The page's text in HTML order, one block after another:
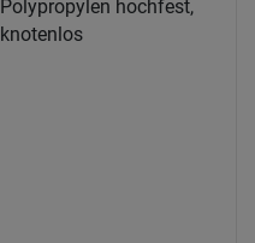
Polypropylen hochfest,
knotenlos